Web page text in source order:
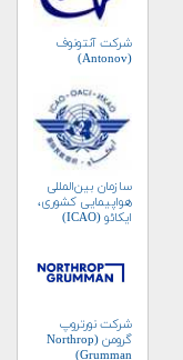
شرکت آنتونوف
(Antonov)
سازمان بین‌المللی
هواپیمایی کشوری،
ایکائو (ICAO)
شرکت نورتروپ
گرومن (Northrop
Grumman)